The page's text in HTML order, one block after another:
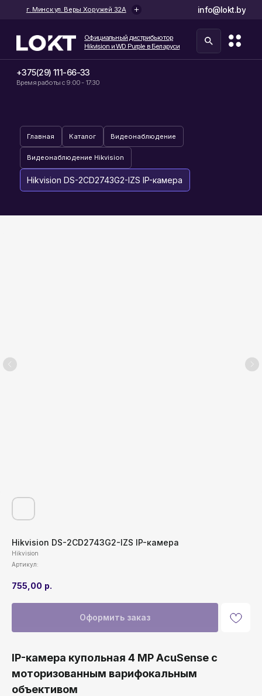
Hikvision DS-2CD2743G2-IZS IP-камера
+375(29) 111-66-33
г. Минск ул. Веры Хоружей 32А
Время работы с 9:00 - 17:30
Hikvision DS-2CD2743G2-IZS IP-камера
Hikvision
Артикул:
755,00 р.
Оформить заказ
IP-камера купольная 4 MP AcuSense с
моторизованным варифокальным
объективом